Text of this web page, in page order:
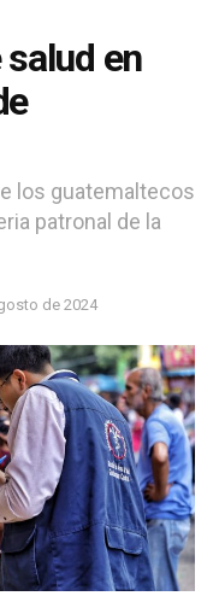
en
los guatemaltecos
patronal de la
de 2024